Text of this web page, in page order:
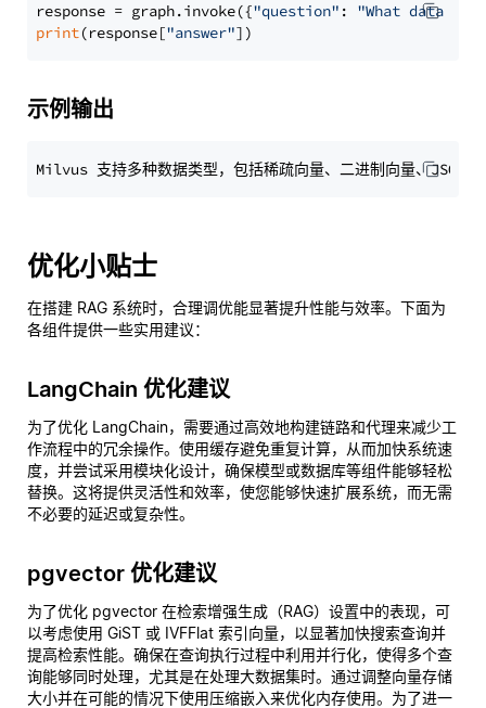
response = graph.invoke({"question" : "What data
print(response["answer"
示例输出
优化小贴士
在搭建 RAG 系统时，合理调优能显著提升性能与效率。下面为
各组件提供一些实用建议：
LangChain 优化建议
为了优化 LangChain，需要通过高效地构建链路和代理来减少工
作流程中的冗余操作。使用缓存避免重复计算，从而加快系统速
度，并尝试采用模块化设计，确保模型或数据库等组件能够轻松
替换。这将提供灵活性和效率，使您能够快速扩展系统，而无需
不必要的延迟或复杂性。
pgvector 优化建议
为了优化 pgvector 在检索增强生成（RAG）设置中的表现，可
以考虑使用 GiST 或 IVFFlat 索引向量，以显著加快搜索查询并
提高检索性能。确保在查询执行过程中利用并行化，使得多个查
询能够同时处理，尤其是在处理大数据集时。通过调整向量存储
大小并在可能的情况下使用压缩嵌入来优化内存使用。为了进一